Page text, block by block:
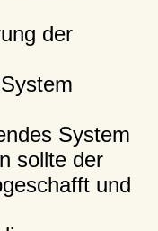
der
System
sollte der
und